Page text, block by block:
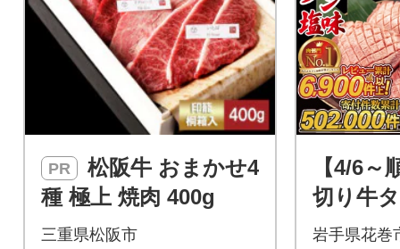
PR
種 極上 焼肉 400g
三重県松阪市
【4/6～
切り牛
(500g×2
岩手県花巻